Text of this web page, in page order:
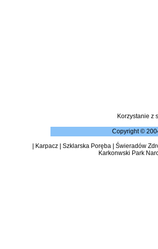
Korzystanie z
Copyright ©
Karpacz| Szklarska Poręba| Świeradów
Karkonwski Park